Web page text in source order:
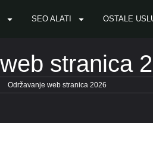
SEO ALATI OSTALE
stranica
Održavanje web stranica 2026